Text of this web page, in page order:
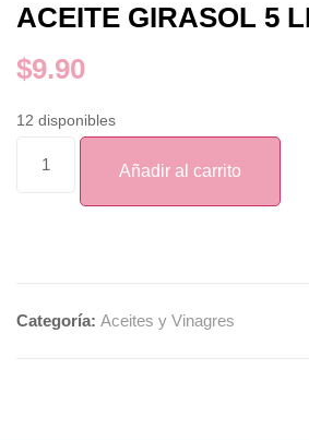
ACEITE GIRASOL 5
$9.90
12 disponibles
Añadir al carrito
Categoría: Aceites y Vinagres